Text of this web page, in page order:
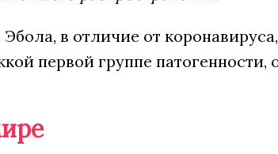
в отличие от
первой группе